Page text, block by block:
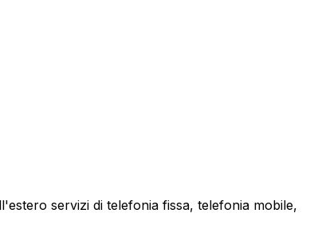
servizi di telefonia fissa, telefonia mobile,